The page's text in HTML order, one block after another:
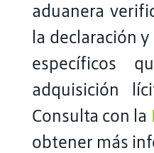
aduanera
la declaración
específicos
adquisición
Consulta con la
obtener más